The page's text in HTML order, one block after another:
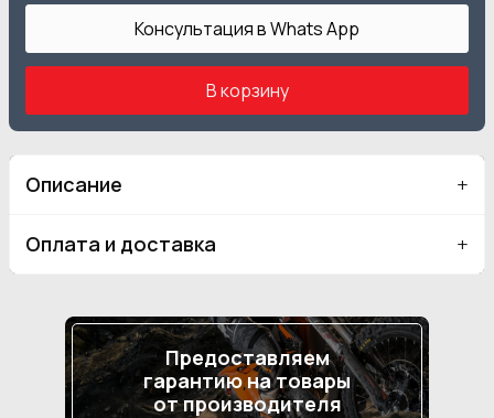
Консультация в Whats App
В корзину
Описание
Оплата и доставка
Предоставляем
гарантию на товары
от производителя